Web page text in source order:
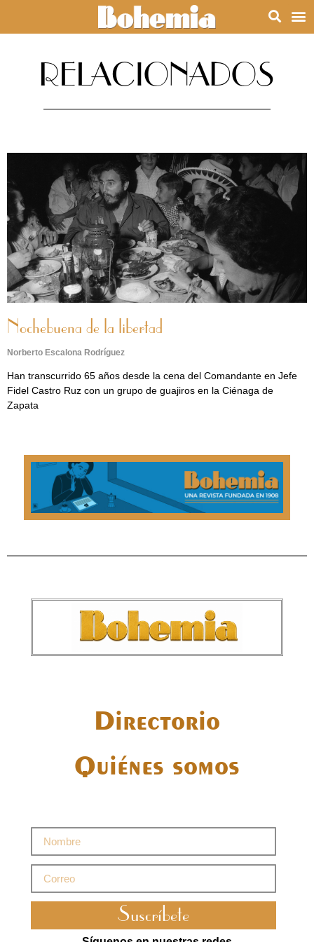
RELACIONADOS
Nochebuena de la libertad
Norberto Escalona Rodríguez
Han transcurrido 65 años desde la cena del Comandante en Jefe
Fidel Castro Ruz con un grupo de guajiros en la Ciénaga de
Zapata
Directorio
Quiénes somos
Suscríbete